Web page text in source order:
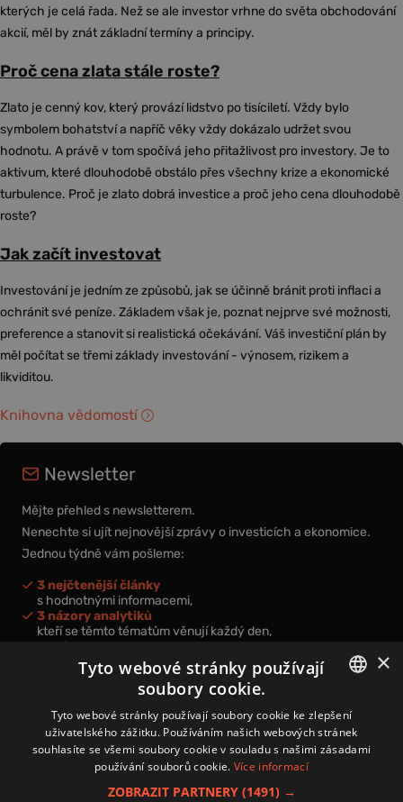
kterých je celá řada. Než se ale investor vrhne do světa obchodování
akcií, měl by znát základní termíny a principy.
Proč cena zlata stále roste?
Zlato je cenný kov, který provází lidstvo po tisíciletí. Vždy bylo
symbolem bohatství a napříč věky vždy dokázalo udržet svou
hodnotu. A právě v tom spočívá jeho přitažlivost pro investory. Je to
aktivum, které dlouhodobě obstálo přes všechny krize a ekonomické
turbulence. Proč je zlato dobrá investice a proč jeho cena dlouhodobě
roste?
Jak začít investovat
Investování je jedním ze způsobů, jak se účinně bránit proti inflaci a
ochránit své peníze. Základem však je, poznat nejprve své možnosti,
preference a stanovit si realistická očekávání. Váš investiční plán by
měl počítat se třemi základy investování - výnosem, rizikem a
likviditou.
Knihovna vědomostí
Newsletter
Mějte přehled s newsletterem.
Nenechte si ujít nejnovější zprávy o investicích a ekonomice.
Jednou týdně vám pošleme:
3 nejčtenější články
s hodnotnými informacemi,
3 názory analytiků
kteří se těmto tématům věnují každý den,
nová videa a podcasty
k prohloubení vašich znalostí.
Přihlášením k newsletteru vyjadřujete svůj souhlas spodmínkami
zpracování osobních údajů.
CZECH
×
Tyto webové stránky používají
soubory cookie.
Tyto webové stránky používají soubory cookie ke zlepšení
uživatelského zážitku. Používáním našich webových stránek
souhlasíte se všemi soubory cookie v souladu s našimi zásadami
používání souborů cookie. Více informací
ZOBRAZIT PARTNERY (1491) →